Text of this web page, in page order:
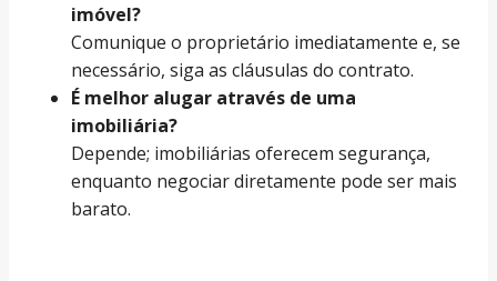
imóvel?
Comunique o proprietário imediatamente e, se
necessário, siga as cláusulas do contrato.
É melhor alugar através de uma
imobiliária?
Depende; imobiliárias oferecem segurança,
enquanto negociar diretamente pode ser mais
barato.